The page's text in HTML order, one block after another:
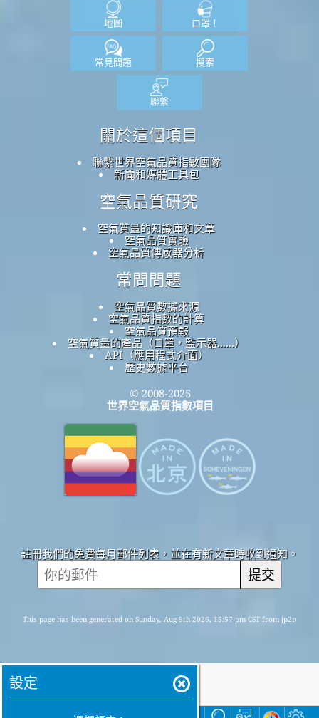
地圖 口罩！
常見問題 搜索
聯繫
關於這個項目
聯繫世界空氣品質指數團隊
新聞和媒體工具包
空氣品質研究
空氣質量的知識庫和文章
空氣品質實驗
空氣品質傳感器分析
常問問題
空氣品質數據來源
空氣品質指數的計算
空氣品質預報
空氣質量的產品（口罩，監示器......）
API（應用程式介面）
歷史數據平台
© 2008-2025
世界空氣品質指數項目
註冊我們的免費每月郵件列表，並在有新文章時收到通知。
提交
This page has been generated on Sunday, Aug 9th 2026, 15:57 pm CST from jp2n
設定